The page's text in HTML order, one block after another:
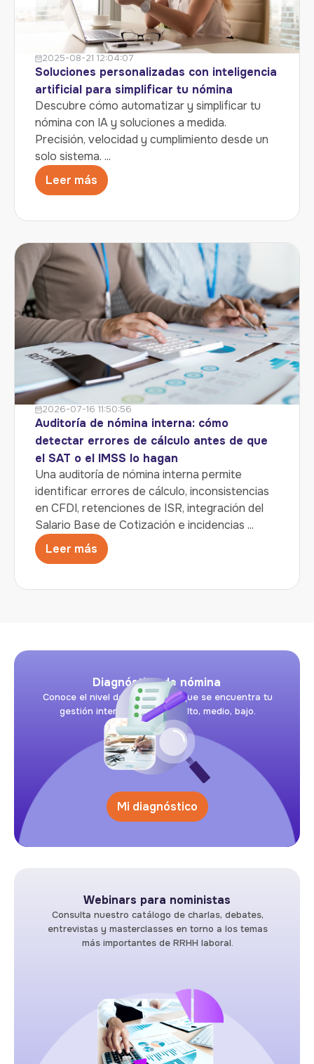
2025-08-21 12:04:07
Soluciones personalizadas con inteligencia
artificial para simplificar tu nómina
Descubre cómo automatizar y simplificar tu
nómina con IA y soluciones a medida.
Precisión, velocidad y cumplimiento desde un
solo sistema. ...
Leer más
2026-07-16 11:50:56
Auditoría de nómina interna: cómo
detectar errores de cálculo antes de que
el SAT o el IMSS lo hagan
Una auditoría de nómina interna permite
identificar errores de cálculo, inconsistencias
en CFDI, retenciones de ISR, integración del
Salario Base de Cotización e incidencias ...
Leer más
Diagnóstico de nómina
Conoce el nivel de riesgo en el que se encuentra tu
gestión interna de nómina: alto, medio, bajo.
Mi diagnóstico
Webinars para noministas
Consulta nuestro catálogo de charlas, debates,
entrevistas y masterclasses en torno a los temas
más importantes de RRHH laboral.